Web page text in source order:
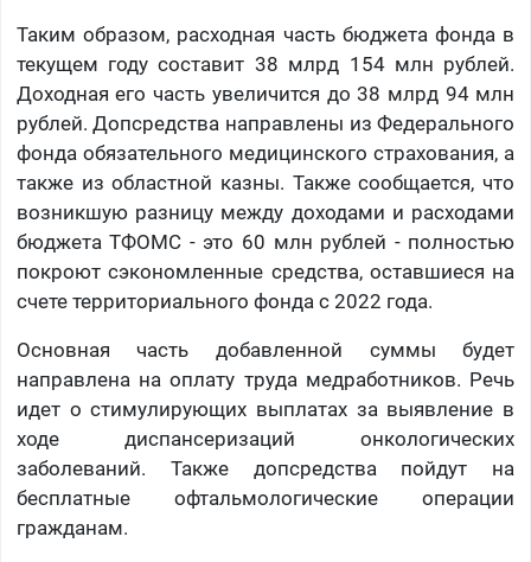
Таким образом, расходная часть бюджета фонда в
текущем году составит 38 млрд 154 млн рублей.
Доходная его часть увеличится до 38 млрд 94 млн
рублей. Допсредства направлены из Федерального
фонда обязательного медицинского страхования, а
также из областной казны. Также сообщается, что
возникшую разницу между доходами и расходами
бюджета ТФОМС - это 60 млн рублей - полностью
покроют сэкономленные средства, оставшиеся на
счете территориального фонда с 2022 года.
Основная часть добавленной суммы будет
направлена на оплату труда медработников. Речь
идет о стимулирующих выплатах за выявление в
ходе диспансеризаций онкологических
заболеваний. Также допсредства пойдут на
бесплатные офтальмологические операции
гражданам.